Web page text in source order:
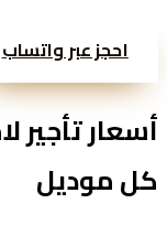
احجز عبر واتساب
أسعار
كل موديل